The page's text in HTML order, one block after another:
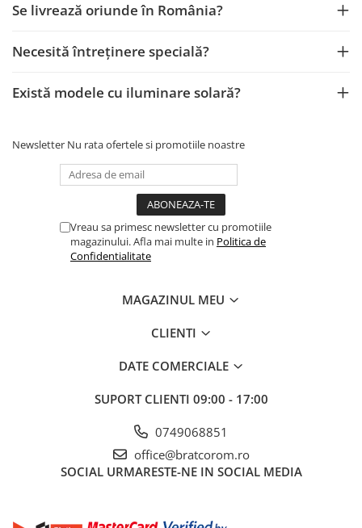
Aplice si plafoniere
Spoturi
Accesorii corpuri de iluminat
Veioze si lampi
CRACIUN
Figurine si decoratiuni Craciun
Cosuri de gunoi
Maturi, Mopuri si galeti
Prosoape de hartie si servetele
Saci gunoi
Se livrează oriunde în România?
Necesită întreținere specială?
Există modele cu iluminare solară?
Newsletter Nu rata ofertele si promotiile noastre
Vreau sa primesc newsletter cu promotiile
magazinului. Afla mai multe in Politica de
Confidentialitate
MAGAZINUL MEU
CLIENTI
DATE COMERCIALE
SUPORT CLIENTI 09:00 - 17:00
0749068851
office@bratcorom.ro
SOCIAL URMARESTE-NE IN SOCIAL MEDIA